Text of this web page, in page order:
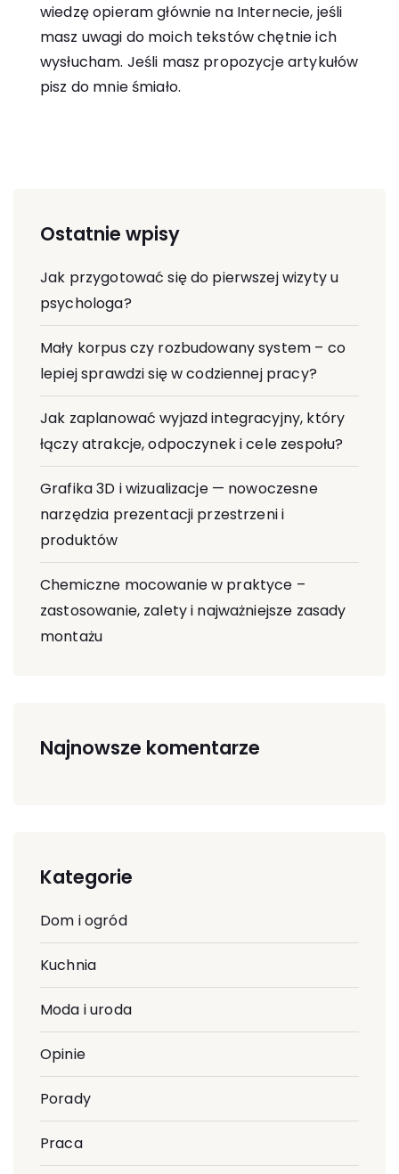
wiedzę opieram głównie na Internecie, jeśli
masz uwagi do moich tekstów chętnie ich
wysłucham. Jeśli masz propozycje artykułów
pisz do mnie śmiało.
Ostatnie wpisy
Jak przygotować się do pierwszej wizyty u
psychologa?
Mały korpus czy rozbudowany system – co
lepiej sprawdzi się w codziennej pracy?
Jak zaplanować wyjazd integracyjny, który
łączy atrakcje, odpoczynek i cele zespołu?
Grafika 3D i wizualizacje — nowoczesne
narzędzia prezentacji przestrzeni i
produktów
Chemiczne mocowanie w praktyce –
zastosowanie, zalety i najważniejsze zasady
montażu
Najnowsze komentarze
Kategorie
Dom i ogród
Kuchnia
Moda i uroda
Opinie
Porady
Praca